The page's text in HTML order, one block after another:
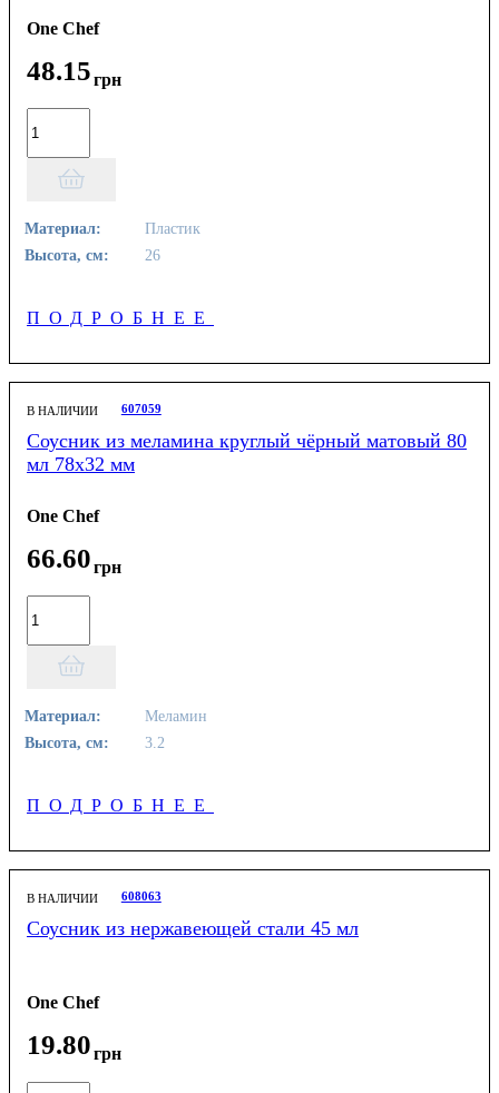
One Chef
48.15грн
Материал:
Пластик
Высота, см:
26
ПОДРОБНЕЕ
В НАЛИЧИИ 607059
Соусник из меламина круглый чёрный матовый 80
мл 78х32 мм
One Chef
66.60грн
Материал:
Меламин
Высота, см:
3.2
ПОДРОБНЕЕ
В НАЛИЧИИ 608063
Соусник из нержавеющей стали 45 мл
One Chef
19.80грн